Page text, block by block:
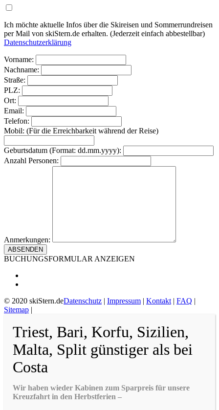
Ich möchte aktuelle Infos über die Skireisen und Sommerrundreisen
per Mail von skiStern.de erhalten. (Jederzeit einfach abbestellbar)
Datenschutzerklärung
Vorname:
Nachname:
Straße:
PLZ:
Ort:
Email:
Telefon:
Mobil: (Für die Erreichbarkeit während der Reise)
Geburtsdatum (Format: dd.mm.yyyy):
Anzahl Personen:
Anmerkungen:
BUCHUNGSFORMULAR ANZEIGEN
© 2020 skiStern.deDatenschutz | Impressum | Kontakt | FAQ |
Sitemap |
Triest, Bari, Korfu, Sizilien,
Malta, Split günstiger als bei
Costa
Wir haben wieder Kabinen zum Sparpreis für unsere
Kreuzfahrt in den Herbstferien –